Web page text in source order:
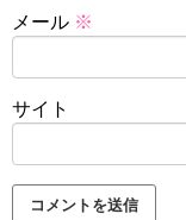
メール ※
サイト